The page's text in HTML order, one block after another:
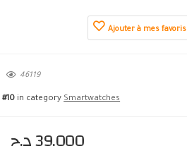
Ajouter à mes favoris
46119
#10 in categorySmartwatches